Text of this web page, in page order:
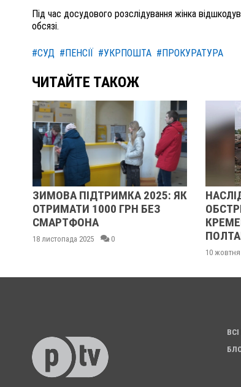
Під час досудового розслідування жінка
обсязі.
#СУД #ПЕНСІЇ #УКРПОШТА #ПРОКУРАТУРА
ЧИТАЙТЕ ТАКОЖ
ЗИМОВА ПІДТРИМКА 2025: ЯК
ОТРИМАТИ 1000 ГРН БЕЗ
СМАРТФОНА
18 листопада 2025 0
10 жовтня